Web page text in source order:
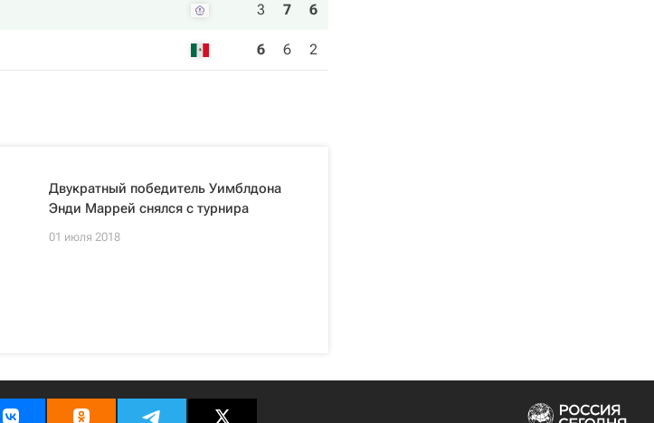
3 7 6
6 6 2
Двукратный победитель Уимблдона
Энди Маррей снялся с турнира
01 июля 2018